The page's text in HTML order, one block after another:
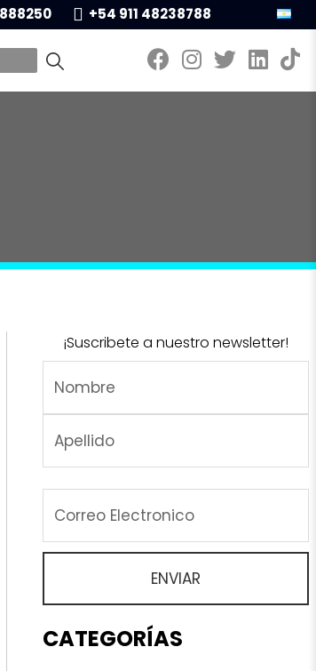
+54 911 48238788
¡Suscribete a nuestro newsletter!
CATEGORÍAS